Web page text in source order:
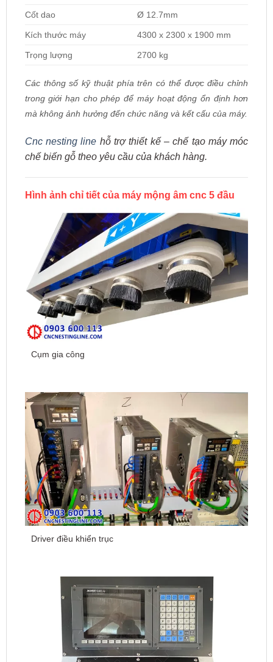
Cốt dao Ø 12.7mm
Kích thước máy 4300 x 2300 x 1900 mm
Trọng lượng 2700 kg
Các thông số kỹ thuật phía trên có thể được điều chỉnh
trong giới hạn cho phép để máy hoạt động ổn định hơn
mà không ảnh hưởng đến chức năng và kết cấu của máy.
Cnc nesting line hỗ trợ thiết kế – chế tạo máy móc
chế biến gỗ theo yêu cầu của khách hàng.
Hình ảnh chỉ tiết của máy mộng âm cnc 5 đầu
Cụm gia công
Driver điều khiển trục